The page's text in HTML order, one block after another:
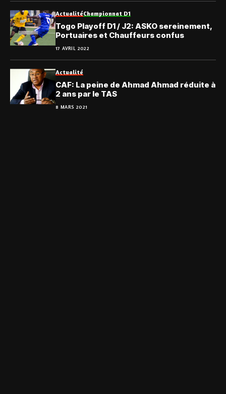
ActualitéChampionnat D1
Togo Playoff D1 / J2: ASKO sereinement,
Portuaires et Chauffeurs confus
17 AVRIL 2022
Actualité
CAF: La peine de Ahmad Ahmad réduite à
2 ans par le TAS
8 MARS 2021